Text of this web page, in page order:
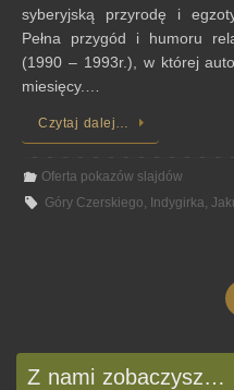
syberyjską przyrodę i
Pełna przygód i humoru
(1990 – 1993r.), w której
miesięcy.…
Czytaj dalej…
Oferta pokazów slajdów
Góry Czerskiego, Indygirka,
Z nami zobaczysz…